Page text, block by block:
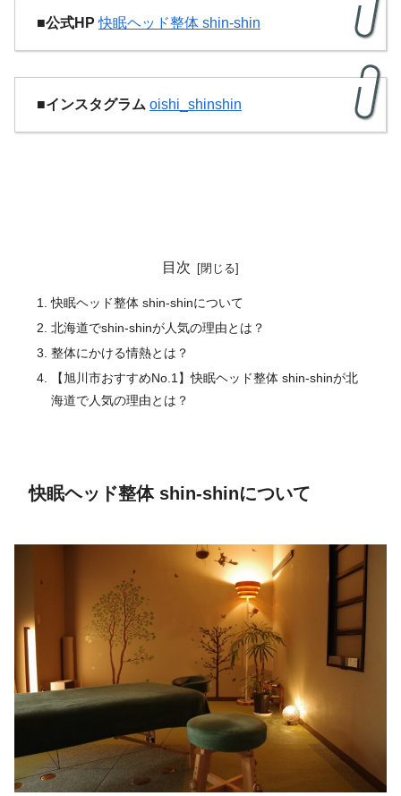
■公式HP 快眠ヘッド整体 shin-shin
■インスタグラム oishi_shinshin
目次
快眠ヘッド整体 shin-shinについて
北海道でshin-shinが人気の理由とは？
整体にかける情熱とは？
【旭川市おすすめNo.1】快眠ヘッド整体 shin-shinが北
海道で人気の理由とは？
快眠ヘッド整体 shin-shinについて